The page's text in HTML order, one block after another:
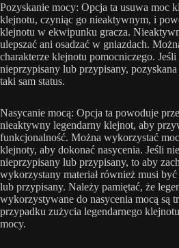
Pozyskanie mocy: Opcja ta usuwa moc
klejnotu, czyniąc go nieaktywnym, i
klejnotu w ekwipunku gracza.
ulepszać ani osadzać w gniazdach.
charakterze klejnotu pomocniczego.
nieprzypisany lub przypisany,
taki sam status.
Nasycanie mocą: Opcja ta powoduje
nieaktywny legendarny klejnot, aby
funkcjonalność. Można wykorzystać
klejnoty, aby dokonać nasycenia. Jeśli
nieprzypisany lub przypisany, to aby
wykorzystany materiał również musi
lub przypisany. Należy pamiętać, że
wykorzystywane do nasycenia mocą są
przypadku zużycia legendarnego
mocy.